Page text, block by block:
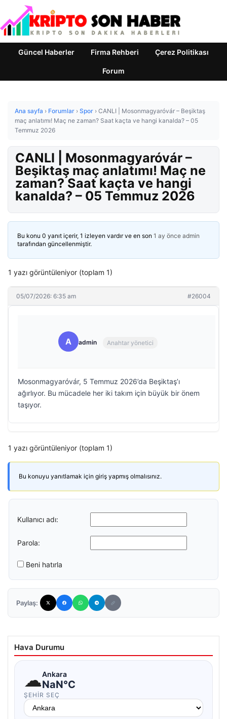
Güncel Haberler Firma Rehberi Çerez Politikası
Forum
Ana sayfa › Forumlar › Spor › CANLI | Mosonmagyaróvár – Beşiktaş
maç anlatımı! Maç ne zaman? Saat kaçta ve hangi kanalda? – 05
Temmuz 2026
CANLI | Mosonmagyaróvár –
Beşiktaş maç anlatımı! Maç ne
zaman? Saat kaçta ve hangi
kanalda? – 05 Temmuz 2026
Bu konu 0 yanıt içerir, 1 izleyen vardır ve en son 1 ay önce admin
tarafından güncellenmiştir.
1 yazı görüntüleniyor (toplam 1)
05/07/2026: 6:35 am #26004
A admin Anahtar yönetici
Mosonmagyaróvár, 5 Temmuz 2026’da Beşiktaş’ı
ağırlıyor. Bu mücadele her iki takım için büyük bir önem
taşıyor.
1 yazı görüntüleniyor (toplam 1)
Bu konuyu yanıtlamak için giriş yapmış olmalısınız.
Kullanıcı adı:
Parola:
Beni hatırla
Paylaş:
Hava Durumu
☁Ankara
NaN°C
ŞEHIR SEÇ